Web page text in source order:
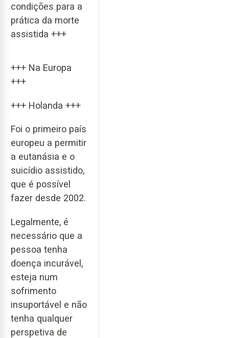
condições para a
prática da morte
assistida +++
+++ Na Europa
+++
+++ Holanda +++
Foi o primeiro país
europeu a permitir
a eutanásia e o
suicídio assistido,
que é possível
fazer desde 2002.
Legalmente, é
necessário que a
pessoa tenha
doença incurável,
esteja num
sofrimento
insuportável e não
tenha qualquer
perspetiva de